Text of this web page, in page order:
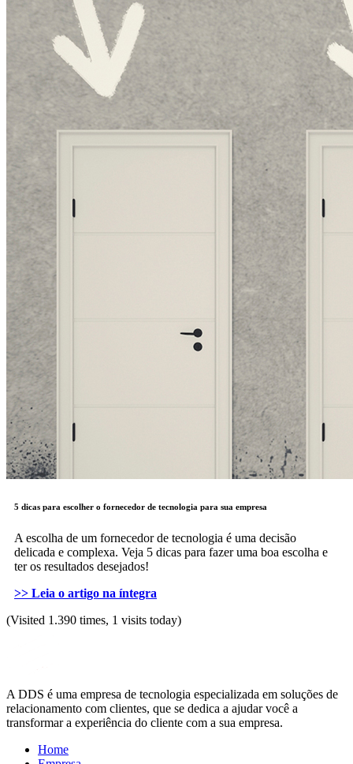
5 dicas para escolher o fornecedor de tecnologia para sua empresa
A escolha de um fornecedor de tecnologia é uma decisão
delicada e complexa. Veja 5 dicas para fazer uma boa escolha e
ter os resultados desejados!
>> Leia o artigo na íntegra
(Visited 1.390 times, 1 visits today)
A DDS é uma empresa de tecnologia especializada em soluções de
relacionamento com clientes, que se dedica a ajudar você a
transformar a experiência do cliente com a sua empresa.
Home